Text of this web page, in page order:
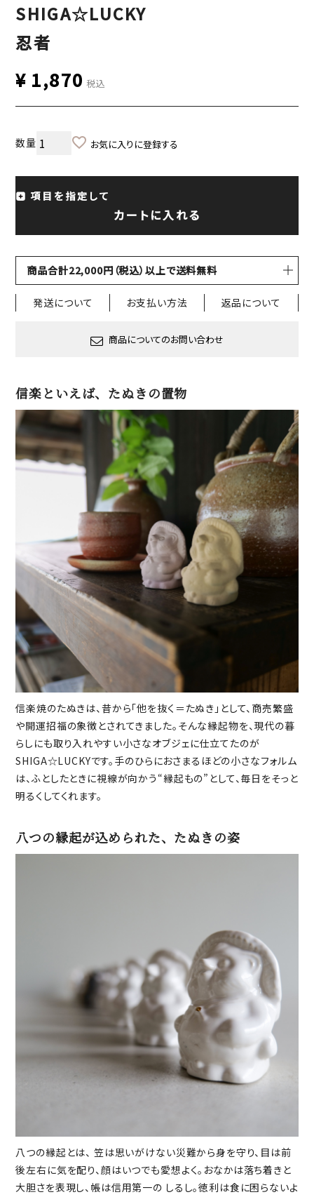
SHIGA☆LUCKY
忍者
¥ 1,870 税込
お気に入りに登録する
項目を指定して
カートに入れる
商品合計22,000円（税込）以上で送料無料
発送について お支払い方法 返品について
商品についてのお問い合わせ
信楽といえば、たぬきの置物
信楽焼のたぬきは、昔から「他を抜く＝たぬき」として、商売繁盛
や開運招福の象徴とされてきました。そんな縁起物を、現代の暮
らしにも取り入れやすい小さなオブジェに仕立てたのが
SHIGA☆LUCKYです。手のひらにおさまるほどの小さなフォルム
は、ふとしたときに視線が向かう“縁起もの”として、毎日をそっと
明るくしてくれます。
八つの縁起が込められた、たぬきの姿
八つの縁起とは、 笠は思いがけない災難から身を守り、目は前
後左右に気を配り、顔はいつでも愛想よく。おなかは落ち着きと
大胆さを表現し、帳は信用第一の しるし。徳利は食に困らないよ